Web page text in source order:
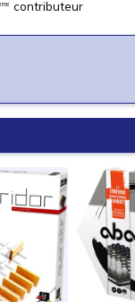
contributeur